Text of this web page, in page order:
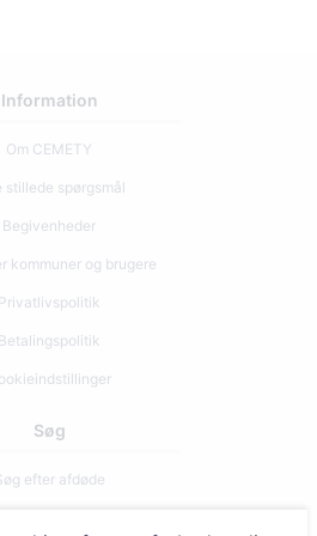
Information
Om CEMETY
stillede spørgsmål
Begivenheder
kommuner og brugere
Privatlivspolitik
Betalingspolitik
Søg
efter afdøde